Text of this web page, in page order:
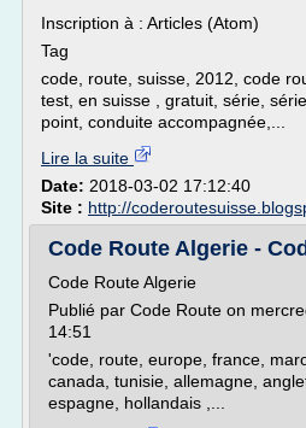
Inscription à : Articles (Atom)
Tag
code, route, suisse, 2012, code
test, en suisse , gratuit, série,
point, conduite accompagnée,...
Lire la suite
Date: 2018-03-02 17:12:40
Site : http://
Code Route Algerie -
Code Route Algerie
Publié par Code Route on
14:51
'code, route, europe, france,
canada, tunisie, allemagne,
espagne, hollandais ,...